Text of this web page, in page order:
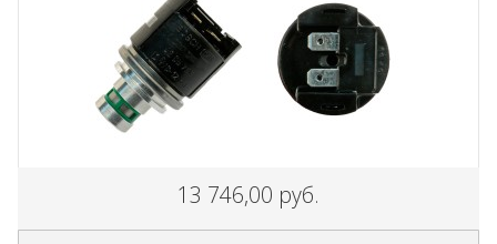
13 746,00 руб.